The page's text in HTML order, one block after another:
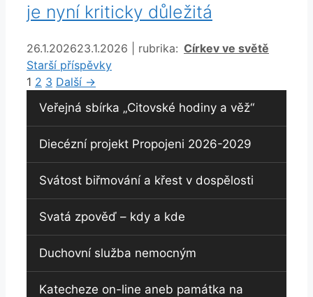
je nyní kriticky důležitá
26.1.202623.1.2026 rubrika: Rubriky
Církev ve světě
Starší příspěvky
Stránka
1 Stránka
2 Stránka
3 Další →
Veřejná sbírka „Citovské hodiny a věž“
Diecézní projekt Propojeni 2026-2029
Svátost biřmování a křest v dospělosti
Svatá zpověď – kdy a kde
Duchovní služba nemocným
Katecheze on-line aneb památka na